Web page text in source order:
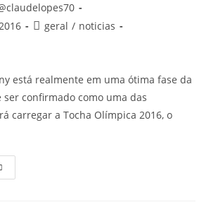
geral / noticias
está realmente em uma ótima fase da
confirmado como uma das
carregar a Tocha Olímpica 2016, o